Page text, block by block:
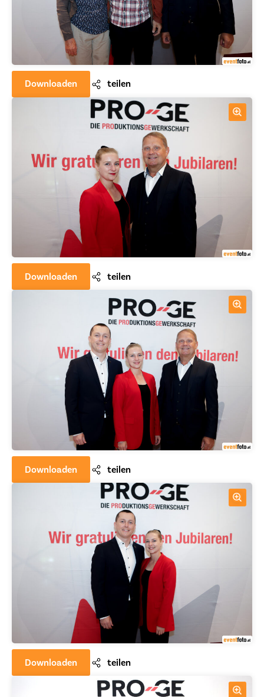
Downloaden teilen
Downloaden teilen
Downloaden teilen
Downloaden teilen